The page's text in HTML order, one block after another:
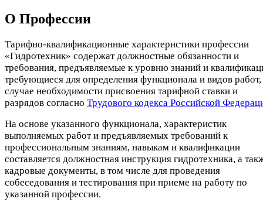
О Профеcсии
Тарифно-квалификационные характеристики профессии
«Гидротехник» содержат должностные обязанности и
требования, предъявляемые к уровню знаний и
требующиеся для определения функционала и видов работ,
случае необходимости присвоения тарифной ставки и
разрядов согласно Трудового кодекса Российской
На основе указанного функционала, характеристик
выполняемых работ и предъявляемых требований к
профессиональным знаниям, навыкам и квалификации
составляется должностная инструкция гидротехника, а
кадровые документы, в том числе для проведения
собеседования и тестирования при приеме на работу по
указанной профессии.